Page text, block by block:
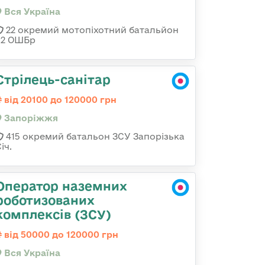
Вся Україна
22 окремий мотопіхотний батальйон
ОШБр
санітар
від 20100 до 120000 грн
Запоріжжя
415 окремий батальон ЗСУ Запорізька
наземних
(ЗСУ)
від 50000 до 120000 грн
Вся Україна